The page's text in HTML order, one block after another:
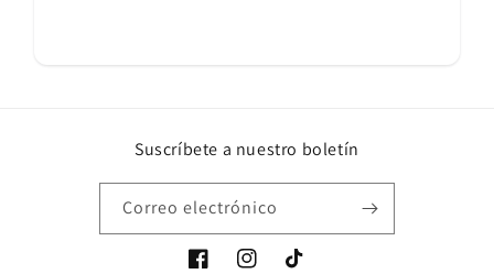
Suscríbete a nuestro boletín
Correo electrónico